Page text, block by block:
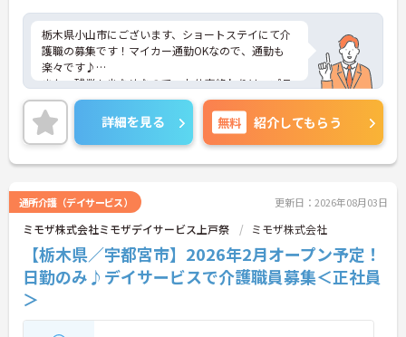
栃木県小山市にございます、ショートステイにて介
護職の募集です！マイカー通勤OKなので、通勤も
楽々です♪
また、残業も少なめなので、お仕事終わりは、プラ
イベートの時間も大切にできます。
ご興味のある方は、マイナビ介護職までお問い合わ
せください。
詳細を見る 無料 紹介してもらう
通所介護（デイサービス） 更新日：2026年08月03日
ミモザ株式会社ミモザデイサービス上戸祭 ミモザ株式会社
【栃木県／宇都宮市】2026年2月オープン予定！
日勤のみ♪デイサービスで介護職員募集＜正社員
＞